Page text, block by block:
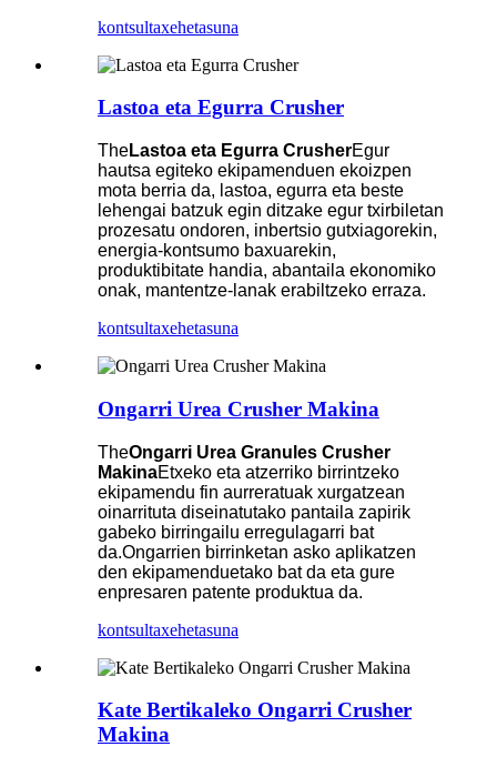
kontsultaxehetasuna
Lastoa eta Egurra Crusher
TheLastoa eta Egurra CrusherEgur
hautsa egiteko ekipamenduen ekoizpen
mota berria da, lastoa, egurra eta beste
lehengai batzuk egin ditzake egur txirbiletan
prozesatu ondoren, inbertsio gutxiagorekin,
energia-kontsumo baxuarekin,
produktibitate handia, abantaila ekonomiko
onak, mantentze-lanak erabiltzeko erraza.
kontsultaxehetasuna
Ongarri Urea Crusher Makina
TheOngarri Urea Granules Crusher
MakinaEtxeko eta atzerriko birrintzeko
ekipamendu fin aurreratuak xurgatzean
oinarrituta diseinatutako pantaila zapirik
gabeko birringailu erregulagarri bat
da.Ongarrien birrinketan asko aplikatzen
den ekipamenduetako bat da eta gure
enpresaren patente produktua da.
kontsultaxehetasuna
Kate Bertikaleko Ongarri Crusher
Makina